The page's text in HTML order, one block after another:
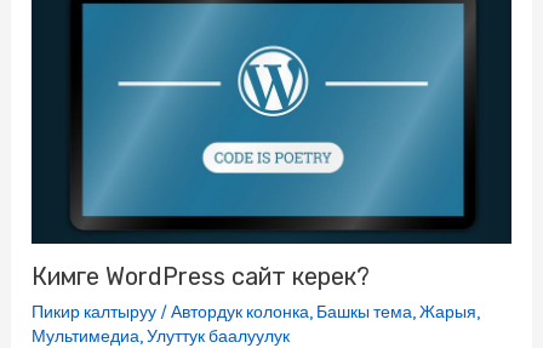
Кимге WordPress сайт керек?
Пикир калтыруу /Автордук колонка, Башкы тема,Жарыя,
Мультимедиа,Улуттук баалуулук